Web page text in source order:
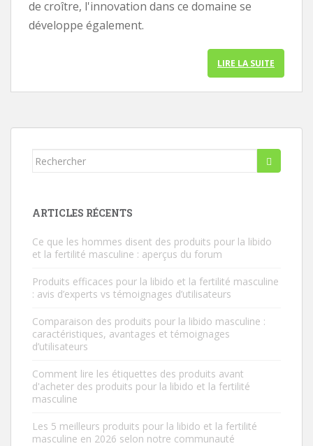
de croître, l'innovation dans ce domaine se
développe également.
LIRE LA SUITE
Rechercher...
ARTICLES RÉCENTS
Ce que les hommes disent des produits pour la libido
et la fertilité masculine : aperçus du forum
Produits efficaces pour la libido et la fertilité masculine
: avis d’experts vs témoignages d’utilisateurs
Comparaison des produits pour la libido masculine :
caractéristiques, avantages et témoignages
d’utilisateurs
Comment lire les étiquettes des produits avant
d'acheter des produits pour la libido et la fertilité
masculine
Les 5 meilleurs produits pour la libido et la fertilité
masculine en 2026 selon notre communauté